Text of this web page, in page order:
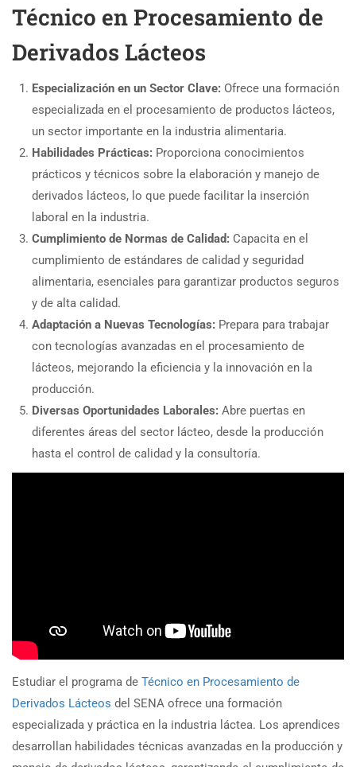
Técnico en Procesamiento de
Derivados Lácteos
Especialización en un Sector Clave: Ofrece una formación
especializada en el procesamiento de productos lácteos,
un sector importante en la industria alimentaria.
Habilidades Prácticas: Proporciona conocimientos
prácticos y técnicos sobre la elaboración y manejo de
derivados lácteos, lo que puede facilitar la inserción
laboral en la industria.
Cumplimiento de Normas de Calidad: Capacita en el
cumplimiento de estándares de calidad y seguridad
alimentaria, esenciales para garantizar productos seguros
y de alta calidad.
Adaptación a Nuevas Tecnologías: Prepara para trabajar
con tecnologías avanzadas en el procesamiento de
lácteos, mejorando la eficiencia y la innovación en la
producción.
Diversas Oportunidades Laborales: Abre puertas en
diferentes áreas del sector lácteo, desde la producción
hasta el control de calidad y la consultoría.
Estudiar el programa de Técnico en Procesamiento de
Derivados Lácteos del SENA ofrece una formación
especializada y práctica en la industria láctea. Los aprendices
desarrollan habilidades técnicas avanzadas en la producción y